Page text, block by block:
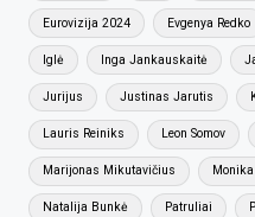
Eurovizija 2024 Evgenya Redko
Iglė Inga Jankauskaitė
Jurijus Justinas Jarutis
Lauris Reiniks Leon Somov
Marijonas Mikutavičius
Natalija Bunkė Patruliai